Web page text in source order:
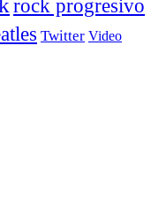
rock progresivo
Twitter Video